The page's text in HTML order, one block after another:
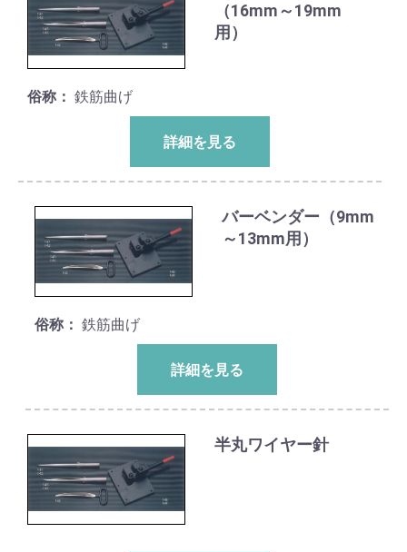
（16mm～19mm
用）
俗称： 鉄筋曲げ
詳細を見る
バーベンダー（9mm
～13mm用）
俗称： 鉄筋曲げ
詳細を見る
半丸ワイヤー針